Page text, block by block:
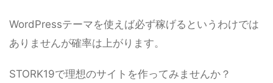
WordPressテーマを使えば必ず稼げるというわけでは
ありませんが確率は上がります。
STORK19で理想のサイトを作ってみませんか？